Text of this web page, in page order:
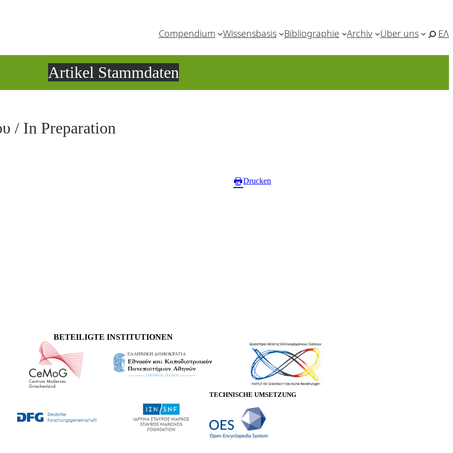
Compendium Wissensbasis Bibliographie Archiv Über uns ΕΛ
Artikel Stammdaten
/ In Preparation
Drucken
BETEILIGTE INSTITUTIONEN
TECHNISCHE UMSETZUNG